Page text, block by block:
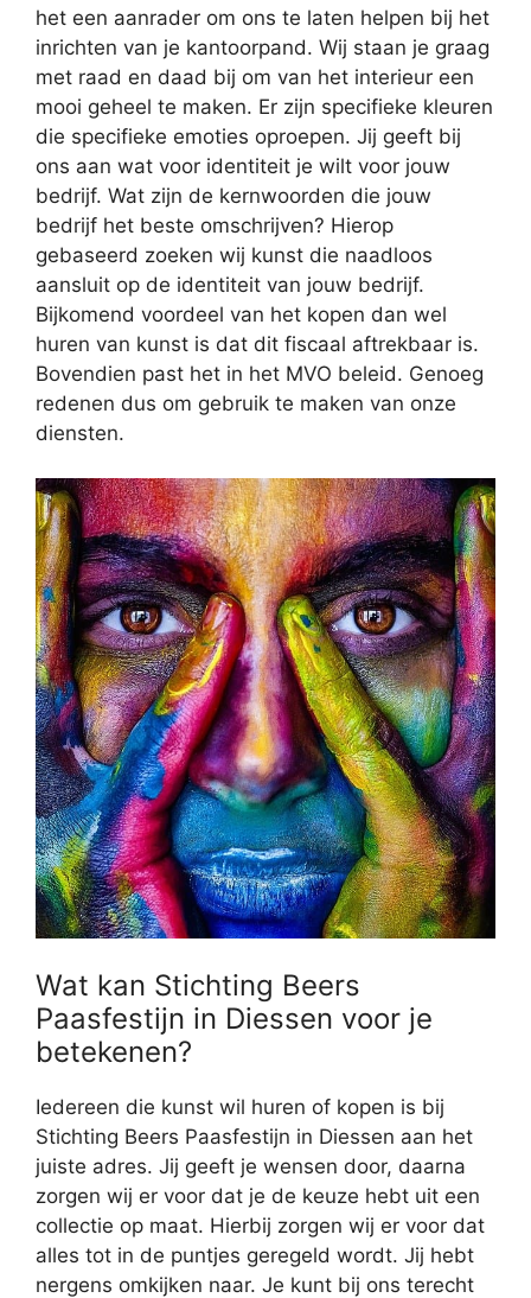
het een aanrader om ons te laten helpen bij het
inrichten van je kantoorpand. Wij staan je graag
met raad en daad bij om van het interieur een
mooi geheel te maken. Er zijn specifieke kleuren
die specifieke emoties oproepen. Jij geeft bij
ons aan wat voor identiteit je wilt voor jouw
bedrijf. Wat zijn de kernwoorden die jouw
bedrijf het beste omschrijven? Hierop
gebaseerd zoeken wij kunst die naadloos
aansluit op de identiteit van jouw bedrijf.
Bijkomend voordeel van het kopen dan wel
huren van kunst is dat dit fiscaal aftrekbaar is.
Bovendien past het in het MVO beleid. Genoeg
redenen dus om gebruik te maken van onze
diensten.
Wat kan Stichting Beers
Paasfestijn in Diessen voor je
betekenen?
Iedereen die kunst wil huren of kopen is bij
Stichting Beers Paasfestijn in Diessen aan het
juiste adres. Jij geeft je wensen door, daarna
zorgen wij er voor dat je de keuze hebt uit een
collectie op maat. Hierbij zorgen wij er voor dat
alles tot in de puntjes geregeld wordt. Jij hebt
nergens omkijken naar. Je kunt bij ons terecht